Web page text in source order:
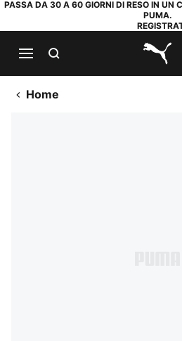
PASSA DA 30 A 60 GIORNI DI RESO IN UN
PUMA.
Home